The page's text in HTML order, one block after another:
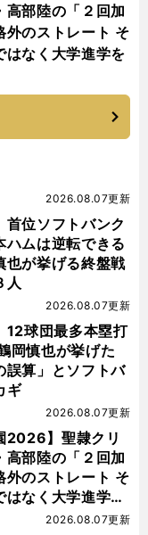
高部陸の「２回加
外のストレート そ
はなく大学進学を
首位ソフトバンク
ハムは逆転できる
が挙げる終盤戦
人
2026.08.07更新
12球団最多本塁打
岡慎也が挙げた
誤算」とソフトバ
ギ
2026.08.07更新
2026】聖隷クリ
高部陸の「２回加
外のストレート そ
はなく大学進学を
2026.08.07更新
2026.08.07更新